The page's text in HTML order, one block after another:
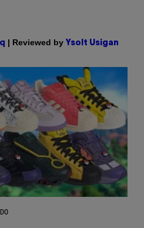
| Reviewed by Ysolt Usigan